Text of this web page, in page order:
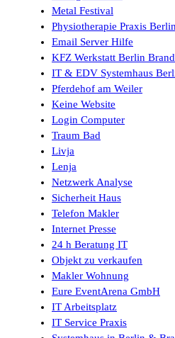
Metal Festival
Physiotherapie Praxis
Email Server Hilfe
KFZ Werkstatt Berlin
IT & EDV Systemhaus
Pferdehof am Weiler
Keine Website
Login Computer
Traum Bad
Livja
Lenja
Netzwerk Analyse
Sicherheit Haus
Telefon Makler
Internet Presse
24 h Beratung IT
Objekt zu verkaufen
Makler Wohnung
Eure EventArena GmbH
IT Arbeitsplatz
IT Service Praxis